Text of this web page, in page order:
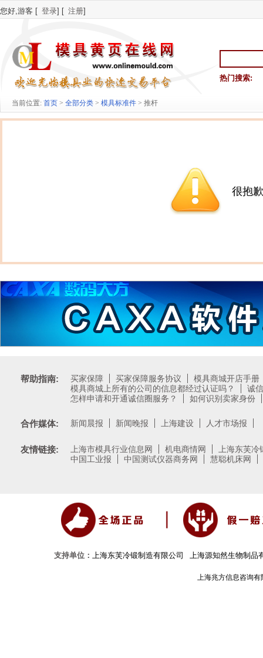
您好,游客 [ 登录] [ 注册]
热门搜索:
当前位置: 首页 > 全部分类 > 模具标准件 > 推杆
很抱
帮助指南: 买家保障 买家保障服务协议
模具商城开店手册
模具商城上所有的公司的信息都经过认证吗？
诚
怎样申请和开通诚信圈服务？
如何识别卖家身份
合作媒体: 新闻晨报 新闻晚报 上海建设 人才市场报
友情链接: 上海市模具行业信息网 机电商情网
上海东芙
中国工业报
中国测试仪器商务网 慧聪机床网
支持单位： 上海东芙冷锻制造有限公司 上海源知然生物制品
上海兆方信息咨询